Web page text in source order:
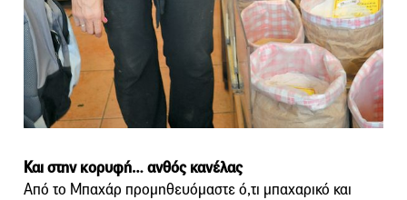
Και στην κορυφή… ανθός κανέλας
Από το Μπαχάρ προμηθευόμαστε ό,τι μπαχαρικό και